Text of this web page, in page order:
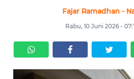
Fajar Ramadhan -
Rabu, 10 Juni 2026 -
KRIMINAL
EKUIN